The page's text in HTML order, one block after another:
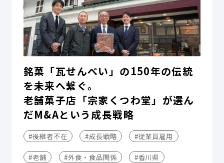
銘菓「瓦せんべい」の150年の伝統
を未来へ繋ぐ。
老舗菓子店「宗家くつわ堂」が選ん
だM&Aという成長戦略
#後継者不在 #成長戦略 #従業員雇用
#老舗 #外食・食品関係 #香川県